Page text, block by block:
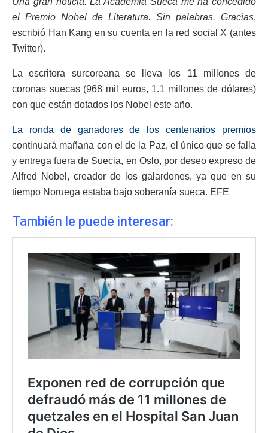
el Premio Nobel de Literatura. Sin palabras. Gracias,
escribió Han Kang en su cuenta en la red social X (antes
Twitter).
La escritora surcoreana se lleva los 11 millones de
coronas suecas (968 mil euros, 1.1 millones de dólares)
con que están dotados los Nobel este año.
La ronda de ganadores de los centenarios premios
continuará mañana con el de la Paz, el único que se falla
y entrega fuera de Suecia, en Oslo, por deseo expreso de
Alfred Nobel, creador de los galardones, ya que en su
tiempo Noruega estaba bajo soberanía sueca. EFE
También le puede interesar: